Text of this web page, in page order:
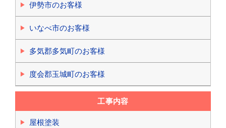
伊勢市のお客様
いなべ市のお客様
多気郡多気町のお客様
度会郡玉城町のお客様
工事内容
屋根塗装